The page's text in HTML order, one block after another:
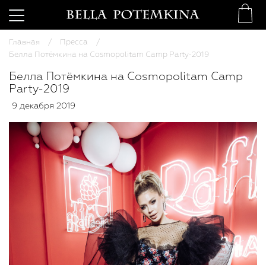
Главная
Пресса
Белла Потёмкина на Cosmopolitam Camp Party-2019
Белла Потёмкина на Cosmopolitam Camp
Party-2019
9 декабря 2019